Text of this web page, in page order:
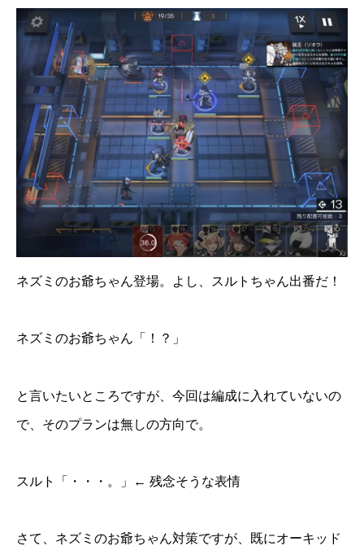
ネズミのお爺ちゃん登場。よし、スルトちゃん出番だ！
ネズミのお爺ちゃん「！？」
と言いたいところですが、今回は編成に入れていないの
で、そのプランは無しの方向で。
スルト「・・・。」← 残念そうな表情
さて、ネズミのお爺ちゃん対策ですが、既にオーキッド